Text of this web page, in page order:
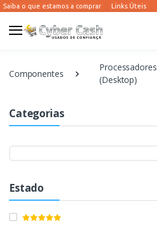
Componentes
Processadores
(Desktop)
Categorias
Estado